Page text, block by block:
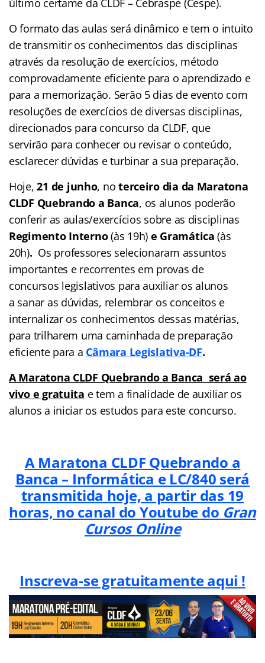
último certame da CLDF – Cebraspe (Cespe).
O formato das aulas será dinâmico e tem o intuito
de transmitir os conhecimentos das disciplinas
através da resolução de exercícios, método
comprovadamente eficiente para o aprendizado e
para a memorização. Serão 5 dias de evento com
resoluções de exercícios de diversas disciplinas,
direcionados para concurso da CLDF, que
servirão para conhecer ou revisar o conteúdo,
esclarecer dúvidas e turbinar a sua preparação.
Hoje,21 de junho, noterceiro dia da Maratona
CLDF Quebrando a Banca, os alunos poderão
conferir as aulas/exercícios sobre as disciplinas
Regimento Interno(às 19h)e Gramática(às
20h). Os professores selecionaram assuntos
importantes e recorrentes em provas de
concursos legislativos para auxiliar os alunos
a sanar as dúvidas, relembrar os conceitos e
internalizar os conhecimentos dessas matérias,
para trilharem uma caminhada de preparação
eficiente para a Câmara Legislativa-DF.
A Maratona CLDF Quebrando a Banca será ao
vivo e gratuita e tem a finalidade de auxiliar os
alunos a iniciar os estudos para este concurso.
A Maratona CLDF Quebrando a
Banca – Informática e LC/840 será
transmitida hoje, a partir das 19
horas, no canal do Youtube do Gran
Cursos Online
Inscreva-se gratuitamente aqui !